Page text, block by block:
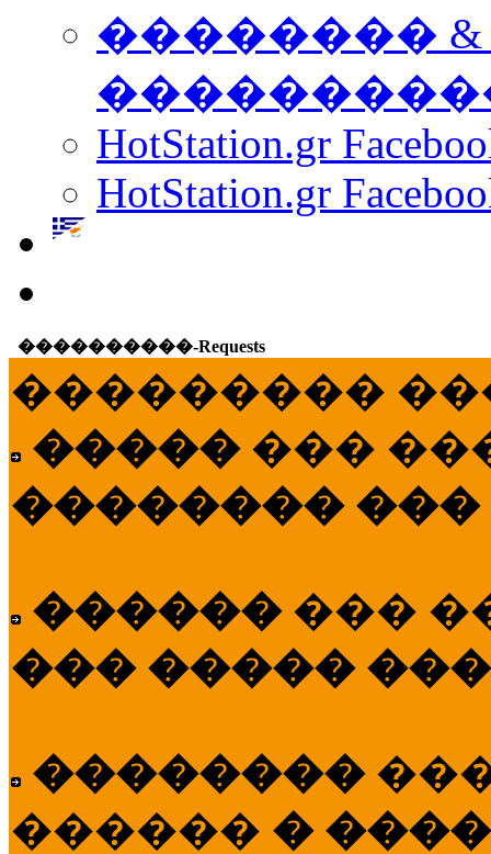
��������
HotStation.gr
HotStation.gr
����������-Requests
���������
����� ���
�������� ���
������ ���
��� �����
��������
������ �